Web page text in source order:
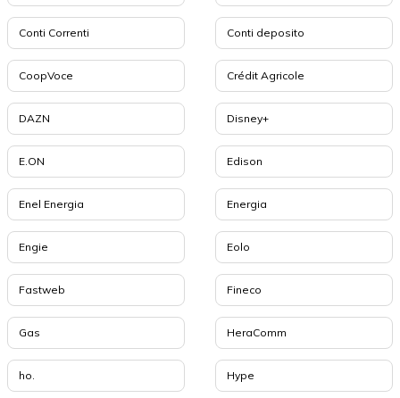
Conti Correnti Conti deposito
CoopVoce Crédit Agricole
DAZN Disney+
E.ON Edison
Enel Energia Energia
Engie Eolo
Fastweb Fineco
Gas HeraComm
ho. Hype